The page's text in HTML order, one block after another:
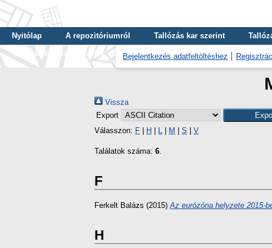
Nyitólap A repozitóriumról Tallózás kar szerint
Tallózás kulcsszó szerint
Bejelentkezés adatfeltöltéshez
Vissza
Export
Válasszon: F H L M S V
Találatok száma: 6.
F
Ferkelt Balázs (2015)Az eurózóna helyzete 2015-
H